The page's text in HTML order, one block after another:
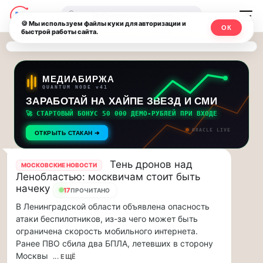
Последние
новости
и
обновления
потока:
Друзья,
приглашаем
на
музыкальную
прогулку
по
Москве
Чайковского!…
Друзья,
приглашаем
на
музыкальную
Москвичи.net
—
Главный
столичный
чат-
мессенджер,
новости
и
инсайды
Москвы
🔍
МЕДИАБИРЖА
QUANTUM NODE v41
ЗАРАБОТАЙ НА ХАЙПЕ ЗВЕЗД И СМИ
🚀 СТАРТОВЫЙ БОНУС 50 000 ДЕМО-РУБЛЕЙ ПРИ ВХОДЕ
ОТКРЫТЬ СТАКАН ➔ ORACLE LIVE
МОСКОВСКИЕ НОВОСТИ
Тень дронов над
Ленобластью: москвичам стоит быть
начеку
17ПРОЧИТАНО
В Ленинградской области объявлена опасность
атаки беспилотников, из-за чего может быть
ограничена скорость мобильного интернета.
Ранее ПВО сбила два БПЛА, летевших в сторону
Москвы
... ЕЩЁ
🍪 Мы используем файлы куки для авторизации и
быстрой работы сайта.
ОК